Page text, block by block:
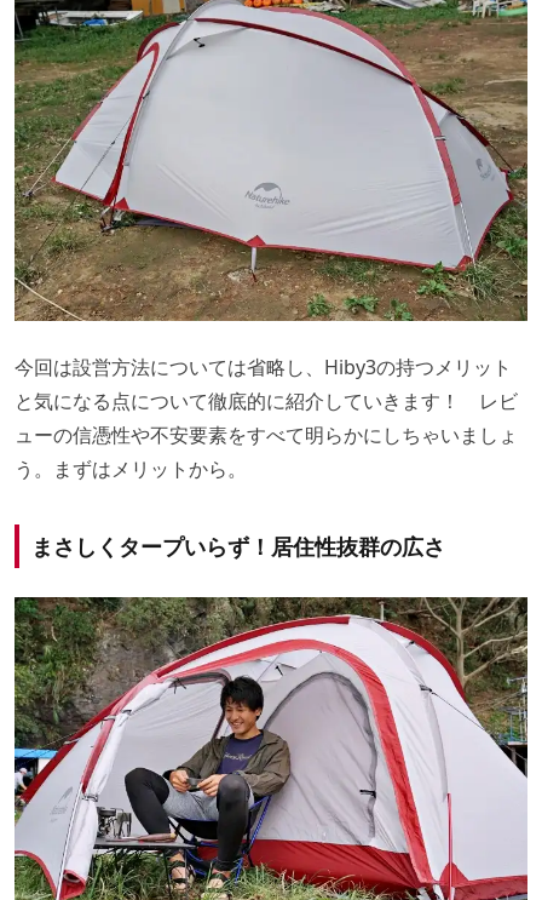
今回は設営方法については省略し、Hiby3の持つメリット
と気になる点について徹底的に紹介していきます！ レビ
ューの信憑性や不安要素をすべて明らかにしちゃいましょ
う。まずはメリットから。
まさしくタープいらず！居住性抜群の広さ